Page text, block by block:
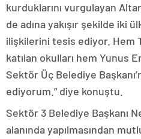
kurduklarını vurgulayan
de adına yakışır şekilde iki
ilişkilerini tesis ediyor. Hem
katılan okulları hem Yunus
Sektör Üç Belediye
ediyorum.” diye konuştu.
Sektör 3 Belediye Başkanı
alanında yapılmasından